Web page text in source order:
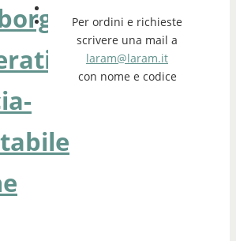
Per ordini e richieste
scrivere una mail a
laram@laram.it
con nome e codice